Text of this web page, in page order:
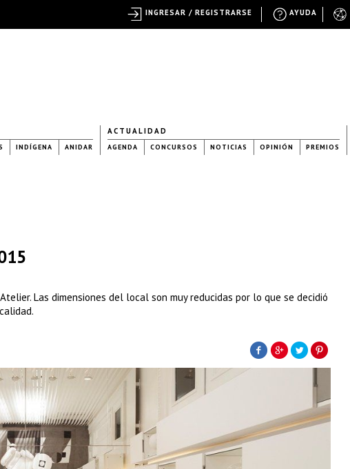
INDÍGENA ANIDAR
ACTUALIDAD
AGENDA CONCURSOS NOTICIAS OPINIÓN PREMIOS
Las dimensiones del local son muy reducidas por lo que se decidió
AYUDA
INGRESAR / REGISTRARSE